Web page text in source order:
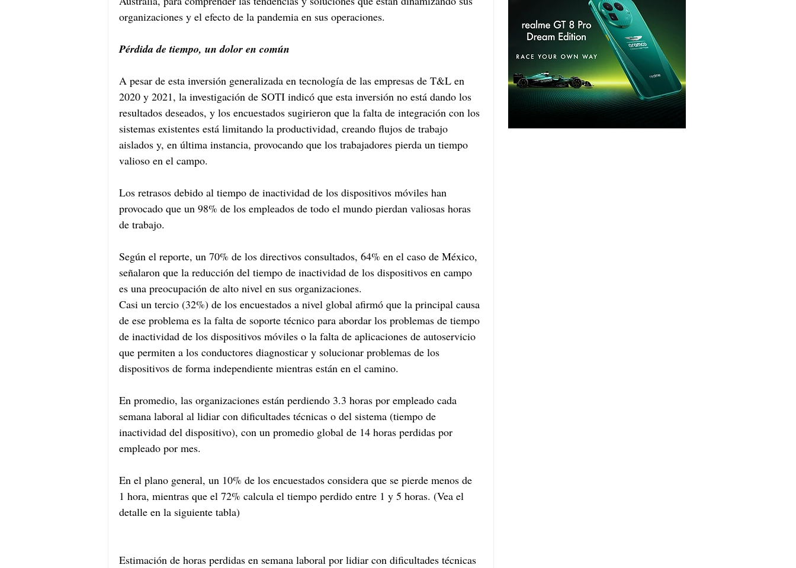
organizaciones y el efecto de la pandemia en sus operaciones.
Pérdida de tiempo, un dolor en común
A pesar de esta inversión generalizada en tecnología de las empresas de T&L en
2020 y 2021, la investigación de SOTI indicó que esta inversión no está dando los
resultados deseados, y los encuestados sugirieron que la falta de integración con los
sistemas existentes está limitando la productividad, creando flujos de trabajo
aislados y, en última instancia, provocando que los trabajadores pierda un tiempo
valioso en el campo.
Los retrasos debido al tiempo de inactividad de los dispositivos móviles han
provocado que un 98% de los empleados de todo el mundo pierdan valiosas horas
de trabajo.
Según el reporte, un 70% de los directivos consultados, 64% en el caso de México,
señalaron que la reducción del tiempo de inactividad de los dispositivos en campo
es una preocupación de alto nivel en sus organizaciones.
Casi un tercio (32%) de los encuestados a nivel global afirmó que la principal causa
de ese problema es la falta de soporte técnico para abordar los problemas de tiempo
de inactividad de los dispositivos móviles o la falta de aplicaciones de autoservicio
que permiten a los conductores diagnosticar y solucionar problemas de los
dispositivos de forma independiente mientras están en el camino.
En promedio, las organizaciones están perdiendo 3.3 horas por empleado cada
semana laboral al lidiar con dificultades técnicas o del sistema (tiempo de
inactividad del dispositivo), con un promedio global de 14 horas perdidas por
empleado por mes.
En el plano general, un 10% de los encuestados considera que se pierde menos de
1 hora, mientras que el 72% calcula el tiempo perdido entre 1 y 5 horas. (Vea el
detalle en la siguiente tabla)
Estimación de horas perdidas en semana laboral por lidiar con dificultades técnicas